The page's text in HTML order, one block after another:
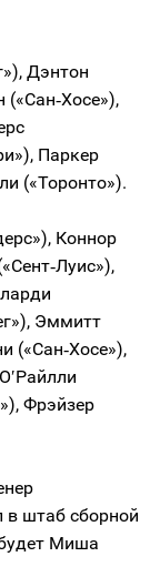
Дэнтон
Паркер
(«Торонто»).
Коннор
Эммитт
(«Сан‑Хосе»),
Фрэйзер
в штаб сборной
Миша